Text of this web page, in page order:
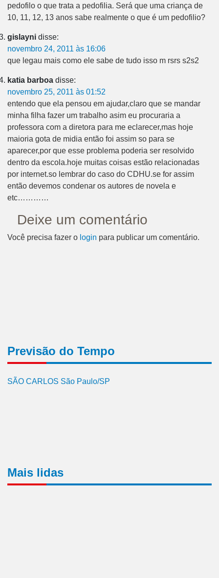
pedofilo o que trata a pedofilia. Será que uma criança de
10, 11, 12, 13 anos sabe realmente o que é um pedofilio?
gislayni disse:
novembro 24, 2011 às 16:06
que legau mais como ele sabe de tudo isso m rsrs s2s2
katia barboa disse:
novembro 25, 2011 às 01:52
entendo que ela pensou em ajudar,claro que se mandar
minha filha fazer um trabalho asim eu procuraria a
professora com a diretora para me eclarecer,mas hoje
maioria gota de midia então foi assim so para se
aparecer,por que esse problema poderia ser resolvido
dentro da escola.hoje muitas coisas estão relacionadas
por internet.so lembrar do caso do CDHU.se for assim
então devemos condenar os autores de novela e
etc…………
Deixe um comentário
Você precisa fazer o login para publicar um comentário.
Previsão do Tempo
SÃO CARLOS São Paulo/SP
Mais lidas